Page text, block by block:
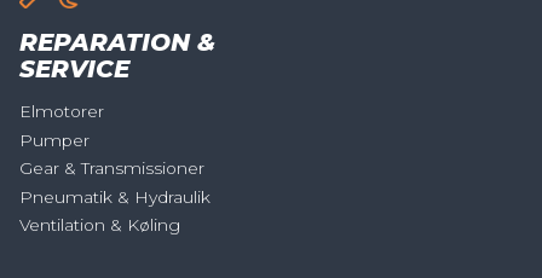
REPARATION &
SERVICE
Elmotorer
Pumper
Gear & Transmissioner
Pneumatik & Hydraulik
Ventilation & Køling